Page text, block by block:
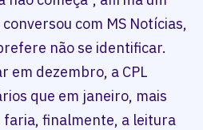
com MS Notícias,
não se identificar.
em dezembro, a CPL
que em janeiro, mais
faria, finalmente, a leitura